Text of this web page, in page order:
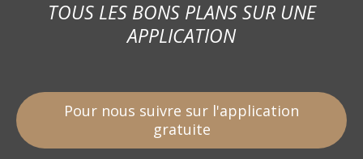
TOUS LES BONS PLANS SUR UNE
APPLICATION
Pour nous suivre sur l'application
gratuite